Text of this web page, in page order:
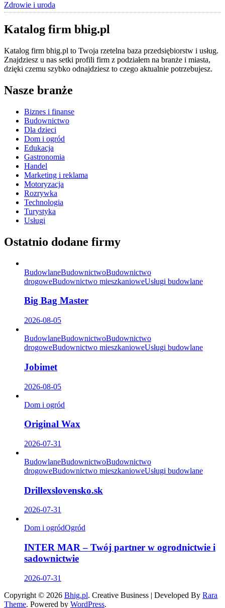
Zdrowie i uroda
Katalog firm bhig.pl
Katalog firm bhig.pl to Twoja rzetelna baza przedsiębiorstw i usług.
Znajdziesz u nas setki profili firm z podziałem na branże i miasta,
dzięki czemu szybko odnajdziesz to czego aktualnie potrzebujesz.
Nasze branże
Biznes i finanse
Budownictwo
Dla dzieci
Dom i ogród
Edukacja
Gastronomia
Handel
Marketing i reklama
Motoryzacja
Rozrywka
Technologia
Turystyka
Usługi
Ostatnio dodane firmy
BudowlaneBudownictwoBudownictwo
drogoweBudownictwo mieszkanioweUsługi budowlane
Big Bag Master
2026-08-05
BudowlaneBudownictwoBudownictwo
drogoweBudownictwo mieszkanioweUsługi budowlane
Jobimet
2026-08-05
Dom i ogród
Original Wax
2026-07-31
BudowlaneBudownictwoBudownictwo
drogoweBudownictwo mieszkanioweUsługi budowlane
Drillexslovensko.sk
2026-07-31
Dom i ogródOgród
INTER MAR – Twój partner w ogrodnictwie i
sadownictwie
2026-07-31
Copyright © 2026 Bhig.pl. Creative Business | Developed By Rara
Theme. Powered by WordPress.